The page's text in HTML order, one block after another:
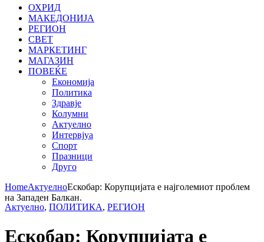
ОХРИД
МАКЕДОНИЈА
РЕГИОН
СВЕТ
МАРКЕТИНГ
МАГАЗИН
ПОВЕЌЕ
Економија
Политика
Здравје
Колумни
Актуелно
Интервјуа
Спорт
Празници
Друго
HomeАктуелноЕскобар: Корупцијата е најголемиот проблем
на Западен Балкан.
Актуелно, ПОЛИТИКА, РЕГИОН
Ескобар: Корупцијата е